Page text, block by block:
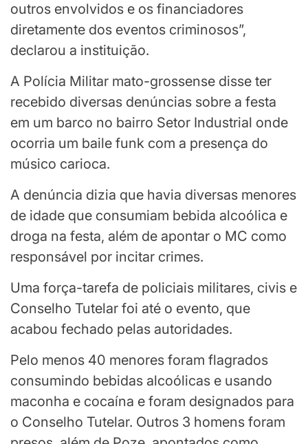
outros envolvidos e os financiadores
diretamente dos eventos criminosos”,
declarou a instituição.
A Polícia Militar mato-grossense disse ter
recebido diversas denúncias sobre a festa
em um barco no bairro Setor Industrial onde
ocorria um baile funk com a presença do
músico carioca.
A denúncia dizia que havia diversas menores
de idade que consumiam bebida alcoólica e
droga na festa, além de apontar o MC como
responsável por incitar crimes.
Uma força-tarefa de policiais militares, civis e
Conselho Tutelar foi até o evento, que
acabou fechado pelas autoridades.
Pelo menos 40 menores foram flagrados
consumindo bebidas alcoólicas e usando
maconha e cocaína e foram designados para
o Conselho Tutelar. Outros 3 homens foram